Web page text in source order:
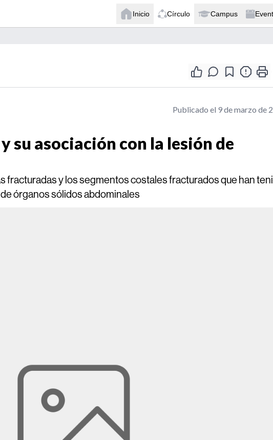
Inicio Círculo Campus
Publicado el 9 de marzo de
su asociación con la lesión de
fracturadas y los segmentos costales fracturados que han
órganos sólidos abdominales